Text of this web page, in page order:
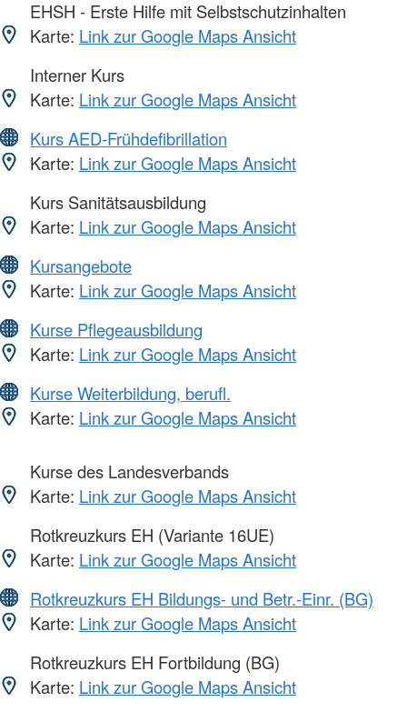
EHSH - Erste Hilfe mit Selbstschutzinhalten
Karte: Link zur Google Maps Ansicht
Interner Kurs
Karte: Link zur Google Maps Ansicht
Kurs AED-Frühdefibrillation
Karte: Link zur Google Maps Ansicht
Kurs Sanitätsausbildung
Karte: Link zur Google Maps Ansicht
Kursangebote
Karte: Link zur Google Maps Ansicht
Kurse Pflegeausbildung
Karte: Link zur Google Maps Ansicht
Kurse Weiterbildung, berufl.
Karte: Link zur Google Maps Ansicht
Kurse des Landesverbands
Karte: Link zur Google Maps Ansicht
Rotkreuzkurs EH (Variante 16UE)
Karte: Link zur Google Maps Ansicht
Rotkreuzkurs EH Bildungs- und Betr.-Einr. (BG)
Karte: Link zur Google Maps Ansicht
Rotkreuzkurs EH Fortbildung (BG)
Karte: Link zur Google Maps Ansicht